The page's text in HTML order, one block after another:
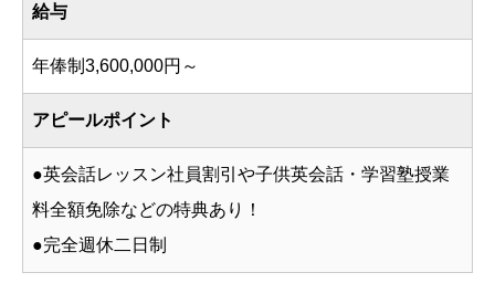
給与
年俸制3,600,000円～
アピールポイント
●英会話レッスン社員割引や子供英会話・学習塾授業
料全額免除などの特典あり！
●完全週休二日制